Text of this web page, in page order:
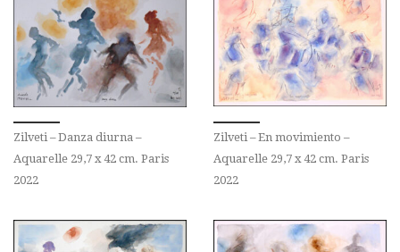
Zilveti – Danza diurna –
Aquarelle 29,7 x 42 cm. Paris
2022
Zilveti – En movimiento –
Aquarelle 29,7 x 42 cm. Paris
2022